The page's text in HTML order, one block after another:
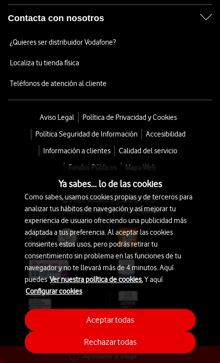
Ayúdame a elegir
Contacta con nosotros
¿Quieres ser distribuidor Vodafone?
Localiza tu tienda física
Teléfonos de atención al cliente
Aviso Legal
Política de Privacidad y Cookies
Política Seguridad de Información
Accesibilidad
Información a clientes
Calidad del servicio
Fondos Públicos
Mapa Web
© 2026 Vodafone España S.A.U.
Avda. América 115, 28042 Madrid
Ya sabes... lo de las cookies
Como sabes, usamos cookies propias y de terceros para
analizar tus hábitos de navegación y así mejorar tu
experiencia de usuario ofreciendo una publicidad más
adaptada a tus preferencia. Al aceptar las cookies
consientes estos usos, pero podrás retirar tu
consentimiento sin problema en las funciones de tu
navegador y no te llevará más de 4 minutos. Aquí
puedesVer nuestra política de cookies.Y aquí
Configurar cookies
Rechazar todas
Aceptar todas